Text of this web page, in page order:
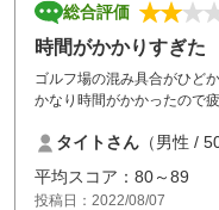
総合評価
時間がかかりすぎた
ゴルフ場の混み具合がひど
かなり時間がかかったので
これが改善されたら
良いゴルフ場と思います
タイトさん （男性 /
平均スコア：80～89
投稿日：2022/08/07